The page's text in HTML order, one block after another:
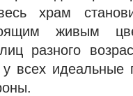
храм
живым
разного
всех идеальные